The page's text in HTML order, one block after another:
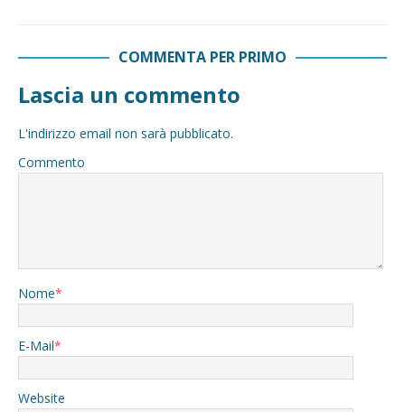
COMMENTA PER PRIMO
Lascia un commento
L'indirizzo email non sarà pubblicato.
Commento
Nome*
E-Mail*
Website